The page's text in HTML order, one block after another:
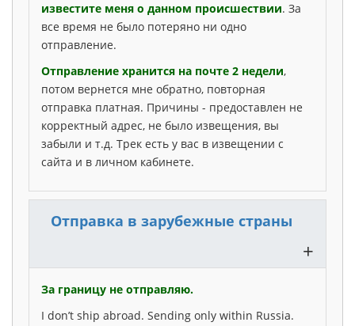
известите меня о данном происшествии. За
все время не было потеряно ни одно
отправление.
Отправление хранится на почте 2 недели,
потом вернется мне обратно, повторная
отправка платная. Причины - предоставлен не
корректный адрес, не было извещения, вы
забыли и т.д. Трек есть у вас в извещении с
сайта и в личном кабинете.
Отправка в зарубежные страны
+
За границу не отправляю.
I don’t ship abroad. Sending only within Russia.